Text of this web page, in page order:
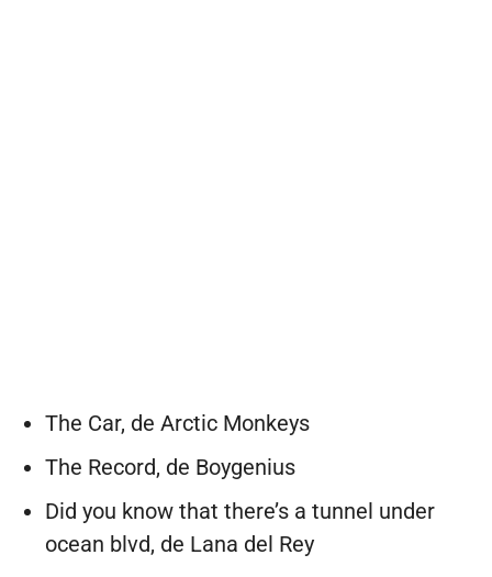
The Car, de Arctic Monkeys
The Record, de Boygenius
Did you know that there’s a tunnel under
ocean blvd, de Lana del Rey